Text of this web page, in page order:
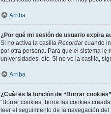
Arriba
¿Por qué mi sesión de usuario expira
Si no activa la casilla Recordarcuando
por otra persona. Para que el sistema le
universidades, etc. Si no ve la casilla,
Arriba
¿Cuál es la función de “Borrar
“Borrar cookies” borra las cookies
leer el seguimiento de la navegación